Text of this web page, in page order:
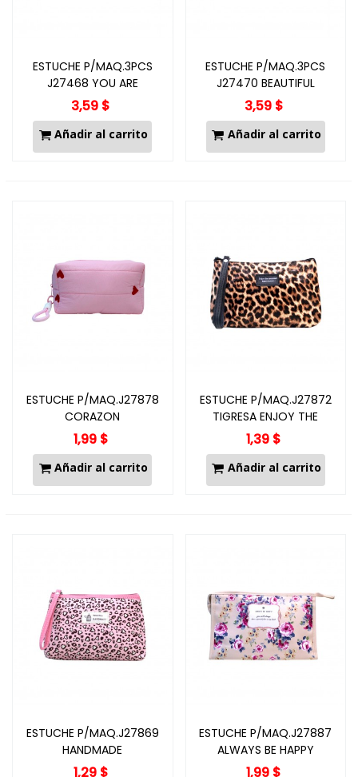
ESTUCHE P/MAQ.3PCS
J27468 YOU ARE
3,59 $
Añadir al carrito
ESTUCHE P/MAQ.3PCS
J27470 BEAUTIFUL
3,59 $
Añadir al carrito
ESTUCHE P/MAQ.J27878
CORAZON
1,99 $
Añadir al carrito
ESTUCHE P/MAQ.J27872
TIGRESA ENJOY THE
MOMENT
1,39 $
Añadir al carrito
ESTUCHE P/MAQ.J27869
HANDMADE
1,29 $
ESTUCHE P/MAQ.J27887
ALWAYS BE HAPPY
FLOREADO
1,99 $